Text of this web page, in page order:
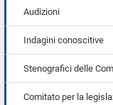
Audizioni
Indagini conoscitive
Stenografici delle
Comitato per la